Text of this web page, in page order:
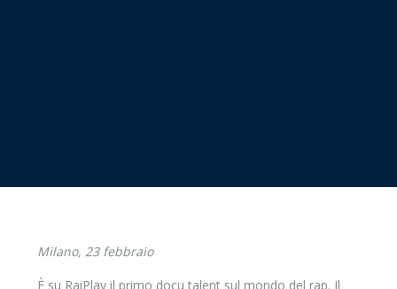
Milano, 23 febbraio
È su RaiPlay il primo docu talent sul mondo del rap. Il